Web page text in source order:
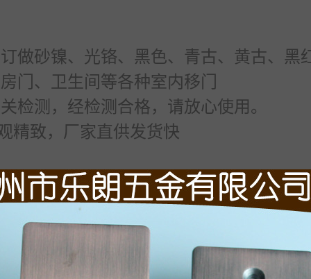
做砂镍、光铬、黑色、青古、黄古、黑
门、卫生间等各种室内移门
检测，经检测合格，请放心使用。
精致，厂家直供发货快